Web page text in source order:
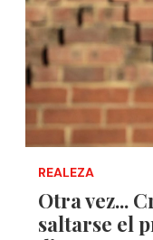
REALEZA
Otra vez...
saltarse el